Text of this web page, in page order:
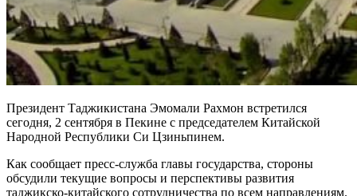
Президент Таджикистана Эмомали Рахмон встретился
сегодня, 2 сентября в Пекине с председателем Китайской
Народной Республики Си Цзиньпинем.
Как сообщает пресс-служба главы государства, стороны
обсудили текущие вопросы и перспективы развития
таджикско-китайского сотрудничества по всем направлениям.